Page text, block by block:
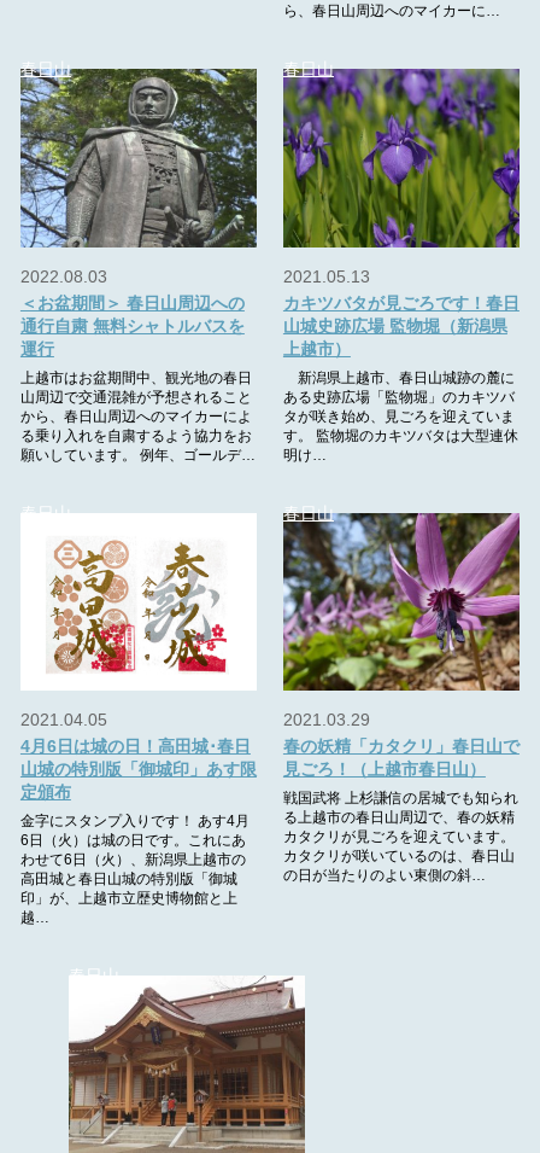
ら、春日山周辺へのマイカーに…
春日山
2022.08.03
＜お盆期間＞ 春日山周辺への
通行自粛 無料シャトルバスを
運行
上越市はお盆期間中、観光地の春日
山周辺で交通混雑が予想されること
から、春日山周辺へのマイカーによ
る乗り入れを自粛するよう協力をお
願いしています。 例年、ゴールデ…
春日山
2021.05.13
カキツバタが見ごろです！春日
山城史跡広場 監物堀（新潟県
上越市）
新潟県上越市、春日山城跡の麓に
ある史跡広場「監物堀」のカキツバ
タが咲き始め、見ごろを迎えていま
す。 監物堀のカキツバタは大型連休
明け…
春日山
2021.04.05
4月6日は城の日！高田城･春日
山城の特別版「御城印」あす限
定頒布
金字にスタンプ入りです！ あす4月
6日（火）は城の日です。これにあ
わせて6日（火）、新潟県上越市の
高田城と春日山城の特別版「御城
印」が、上越市立歴史博物館と上
越…
春日山
2021.03.29
春の妖精「カタクリ」春日山で
見ごろ！（上越市春日山）
戦国武将 上杉謙信の居城でも知られ
る上越市の春日山周辺で、春の妖精
カタクリが見ごろを迎えています。
カタクリが咲いているのは、春日山
の日が当たりのよい東側の斜…
春日山